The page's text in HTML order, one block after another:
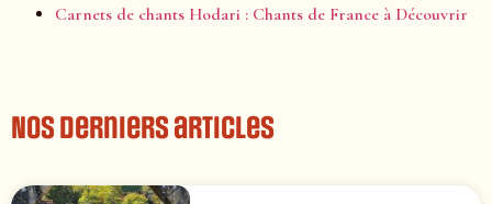
Carnets de chants Hodari : Chants de France à Découvrir
Nos derniers articles